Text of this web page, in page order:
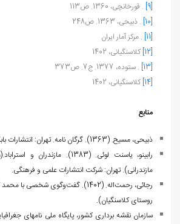
[9] . قورخانچی، 1360. ص113
[10] . ذبیحی، 1363. ص248
[11] . مرکز آمار ایران
[12] کلاسنگیانی، 1402
[13] . ستوده، 1377. ج7. ص373
[14] کلاسنگیانی، 1402
منابع
ذبیحی، مسیح. (1363). گرگان نامه. تهران: انتشارات بابک.
رابینو، یاسنت لوئی. (1383). مازندران و استراباد
.
مازندرانی). تهران: شرکت انتشارات علمی و فرهنگی.
رجائی، رحمت‌اله. (1402). گفت‌وگوی شخصی
روستای کلاسنگیان).
سازمان نقشه برداری کشور، پایگاه ملی نام‏های